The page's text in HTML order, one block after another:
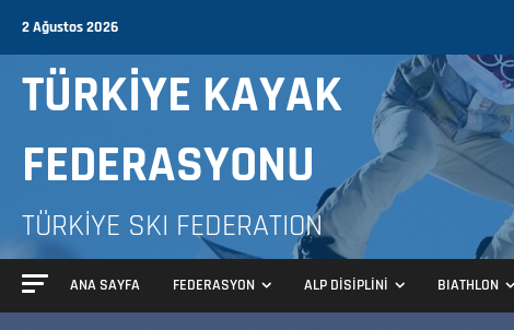
2 Ağustos 2026
TÜRKİYE KAYAK
FEDERASYONU
TÜRKİYE SKI FEDERATION
ANA SAYFA FEDERASYON ALP DİSİPLİNİ BIATHLON